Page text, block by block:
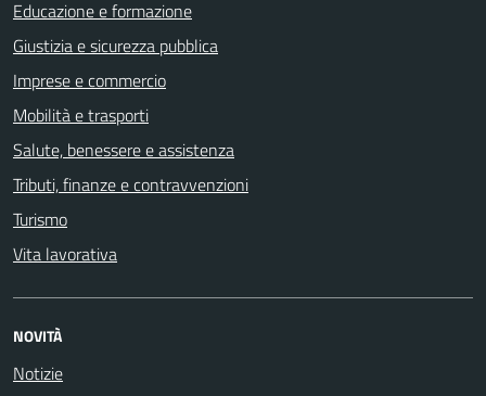
Educazione e formazione
Giustizia e sicurezza pubblica
Imprese e commercio
Mobilità e trasporti
Salute, benessere e assistenza
Tributi, finanze e contravvenzioni
Turismo
Vita lavorativa
NOVITÀ
Notizie